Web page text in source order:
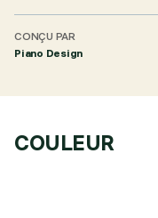
CONÇU PAR
Piano Design
COULEUR